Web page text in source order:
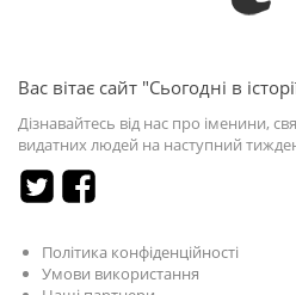
Вас вітає сайт "Сьогодні в
Дізнавайтесь від нас про іменини,
видатних людей на наступний
Політика конфіденційності
Умови використання